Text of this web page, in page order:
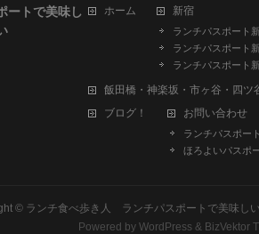
ートで美味し
ホーム 新宿
ランチパスポート
ランチパスポート
ランチパスポート
飯田橋・神楽坂・市ヶ谷・四ツ
ブログ！
お問い合わせ
ランチパスポー
ほろよいパスポ
© ランチ食べ歩き人 ランチパスポートで美味
Powered by WordPress & BizVektor